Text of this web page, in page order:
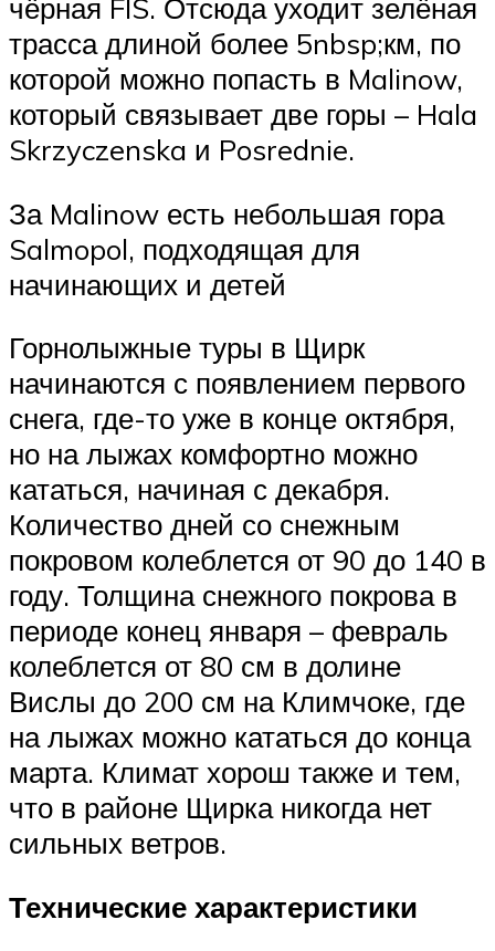
чёрная FIS. Отсюда уходит зелёная
трасса длиной более 5nbsp;км, по
которой можно попасть в Malinow,
который связывает две горы – Hala
Skrzyczenska и Posrednie.
За Malinow есть небольшая гора
Salmopol, подходящая для
начинающих и детей
Горнолыжные туры в Щирк
начинаются с появлением первого
снега, где-то уже в конце октября,
но на лыжах комфортно можно
кататься, начиная с декабря.
Количество дней со снежным
покровом колеблется от 90 до 140 в
году. Толщина снежного покрова в
периоде конец января – февраль
колеблется от 80 см в долине
Вислы до 200 см на Климчоке, где
на лыжах можно кататься до конца
марта. Климат хорош также и тем,
что в районе Щирка никогда нет
сильных ветров.
Технические характеристики